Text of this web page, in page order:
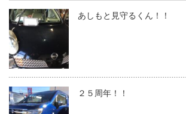
あしもと見守るくん！！
２５周年！！